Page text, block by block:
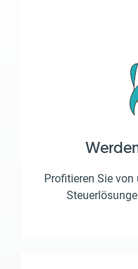
Profitieren Sie